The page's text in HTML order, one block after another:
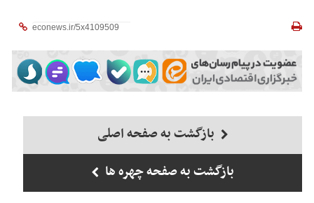
بازگشت به صفحه اصلی
بازگشت به صفحه چهره ها